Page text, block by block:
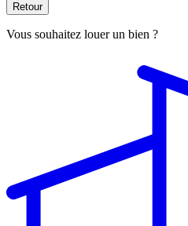
Retour
Vous souhaitez louer un bien ?